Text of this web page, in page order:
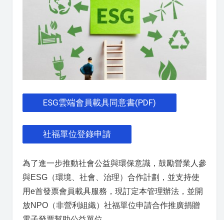
ESG雲端會員載具同意書(PDF)
社福單位登錄申請
為了進一步推動社會公益與環保意識，鼓勵營業人參
與ESG（環境、社會、治理）合作計劃，並支持使
用e首發票會員載具服務，現訂定本管理辦法，並開
放NPO（非營利組織）社福單位申請合作推廣捐贈